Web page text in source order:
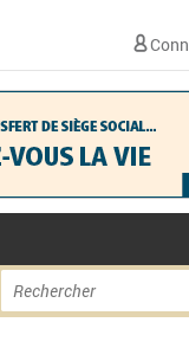
Rechercher